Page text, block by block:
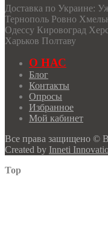
Доставка по Украине:
Тернополь Ровно
Одессу Кировоград
Харьков Полтаву
О НАС
Блог
Контакты
Опросы
Избранное
Мой кабинет
Все права защищено ©
Created by Inneti
Top